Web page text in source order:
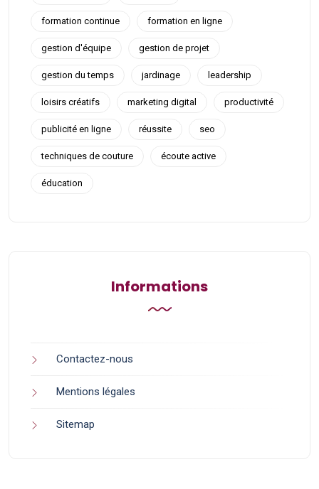
formation continue formation en ligne
gestion d'équipe gestion de projet
gestion du temps jardinage leadership
loisirs créatifs marketing digital productivité
publicité en ligne réussite seo
techniques de couture écoute active
éducation
Informations
Contactez-nous
Mentions légales
Sitemap